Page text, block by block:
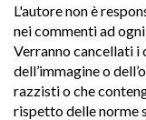
L'autore non è
nei commenti ad
Verranno cancellati
dell’immagine o
razzisti o che
rispetto delle norme